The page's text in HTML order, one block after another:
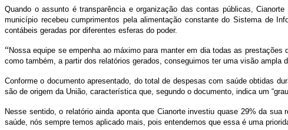
Quando o assunto é transparência e organização das contas públicas,
município recebeu cumprimentos pela alimentação constante do Sistema de
contábeis geradas por diferentes esferas do poder.
“Nossa equipe se empenha ao máximo para manter em dia todas as
como também, a partir dos relatórios gerados, conseguimos ter uma visão ampla
Conforme o documento apresentado, do total de despesas com saúde obtidas
são de origem da União, característica que, segundo o documento, indica um
Nesse sentido, o relatório ainda aponta que Cianorte investiu quase 29% da
saúde, nós sempre temos aplicado mais, pois entendemos que essa é uma